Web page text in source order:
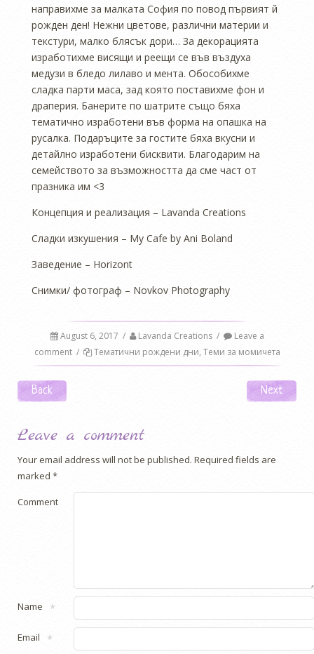
направихме за малката София по повод първият й
рожден ден! Нежни цветове, различни материи и
текстури, малко блясък дори… За декорацията
изработихме висящи и реещи се във въздуха
медузи в бледо лилаво и мента. Обособихме
сладка парти маса, зад която поставихме фон и
драперия. Банерите по шатрите също бяха
тематично изработени във форма на опашка на
русалка. Подаръците за гостите бяха вкусни и
детайлно изработени бисквити. Благодарим на
семейството за възможността да сме част от
празника им <3
Концепция и реализация – Lavanda Creations
Сладки изкушения – My Cafe by Ani Boland
Заведение – Horizont
Снимки/ фотограф – Novkov Photography
August 6, 2017 / Lavanda Creations /
Leave a
comment / Тематични рождени дни, Теми за момичета
Post navigation
Back Next
Leave a comment
Your email address will not be published. Required fields are
marked *
Comment
Name *
Email *